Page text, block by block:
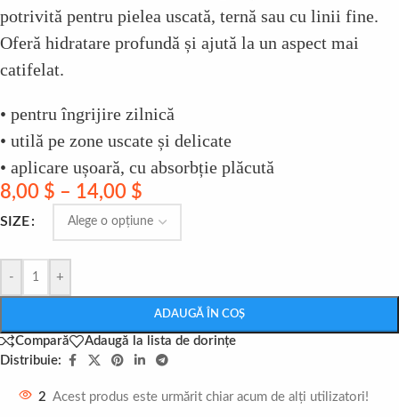
potrivită pentru pielea uscată, ternă sau cu linii fine.
Oferă hidratare profundă și ajută la un aspect mai
catifelat.
• pentru îngrijire zilnică
• utilă pe zone uscate și delicate
• aplicare ușoară, cu absorbție plăcută
8,00 $ – 14,00 $
SIZE
- +
ADAUGĂ ÎN COȘ
Compară
Adaugă la lista de dorințe
Distribuie:
2 Acest produs este urmărit chiar acum de alți utilizatori!